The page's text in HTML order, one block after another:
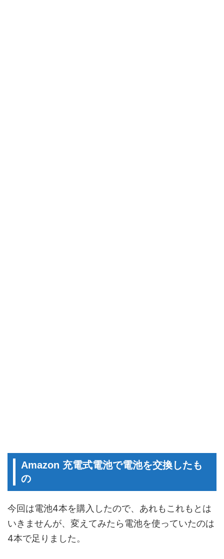
Amazon 充電式電池で電池を交換したも
の
今回は電池4本を購入したので、あれもこれもとは
いきませんが、変えてみたら電池を使っていたのは
4本で足りました。